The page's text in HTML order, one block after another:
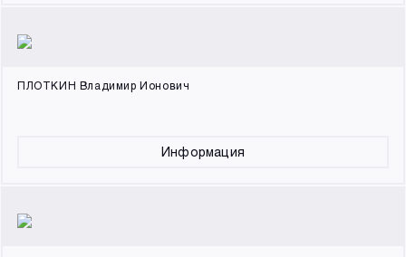
ПЛОТКИН Владимир Ионович
Информация